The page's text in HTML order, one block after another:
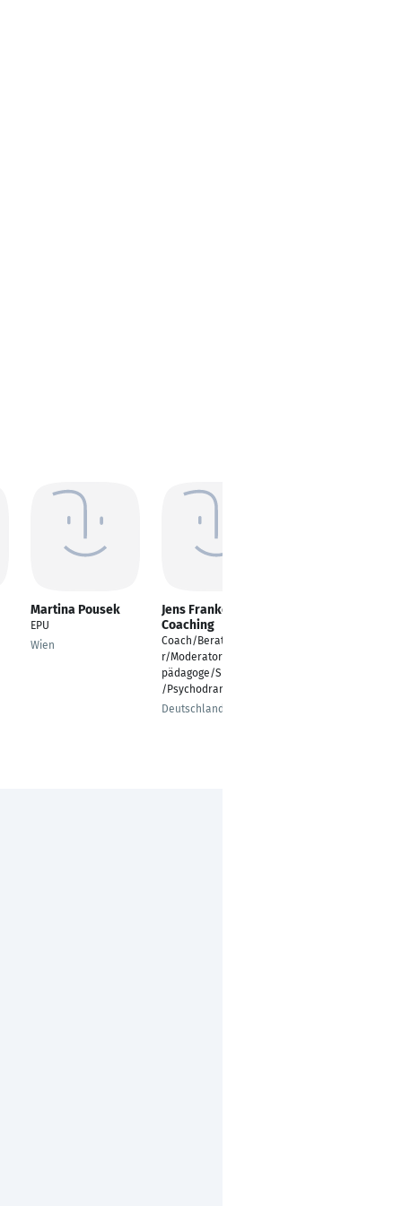
Martina Pousek
EPU
Wien
Jens Franke
Coaching
Coach/Berater/Traine
r/Moderator/Theater
pädagoge/Supervisor
/Psychodramaleiter
Deutschland